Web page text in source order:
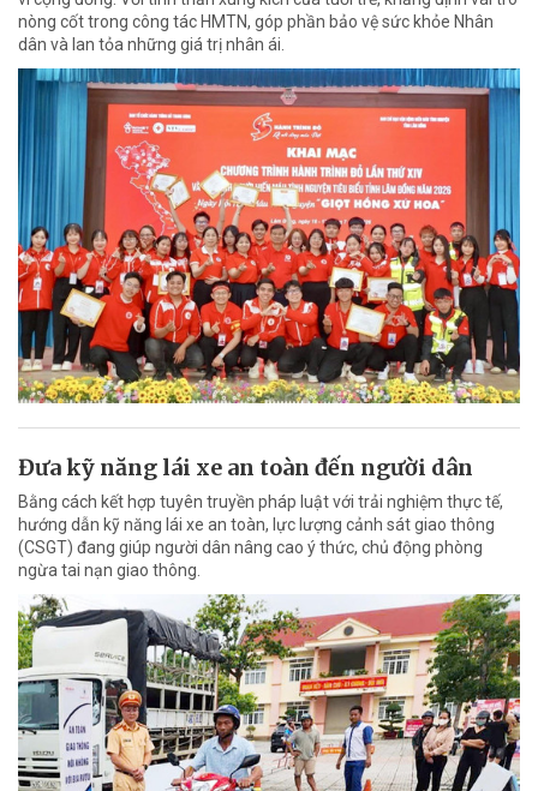
nòng cốt trong công tác HMTN, góp phần bảo vệ sức khỏe Nhân
dân và lan tỏa những giá trị nhân ái.
Đưa kỹ năng lái xe an toàn đến người dân
Bằng cách kết hợp tuyên truyền pháp luật với trải nghiệm thực tế,
hướng dẫn kỹ năng lái xe an toàn, lực lượng cảnh sát giao thông
(CSGT) đang giúp người dân nâng cao ý thức, chủ động phòng
ngừa tai nạn giao thông.